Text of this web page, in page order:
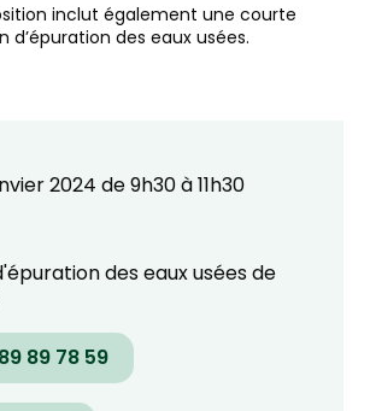
inclut également une courte
d’épuration des eaux usées.
2024 de 9h30 à 11h30
des eaux usées de
89 78 59